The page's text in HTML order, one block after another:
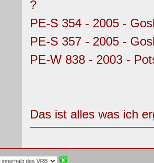
?
PE-S 354 - 2005 -
PE-S 357 - 2005 -
PE-W 838 - 2003 -
Das ist alles was ich